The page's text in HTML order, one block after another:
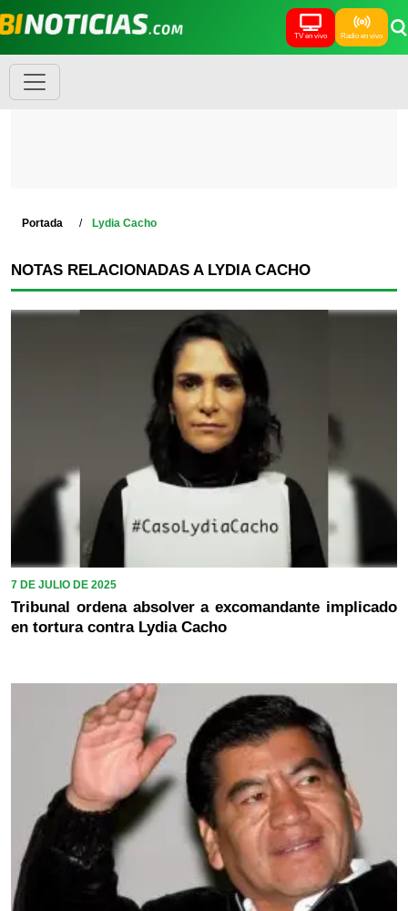
TV en vivo Radio en vivo
Portada Lydia Cacho
NOTAS RELACIONADAS A LYDIA CACHO
7 DE JULIO DE 2025
Tribunal ordena absolver a excomandante implicado
en tortura contra Lydia Cacho